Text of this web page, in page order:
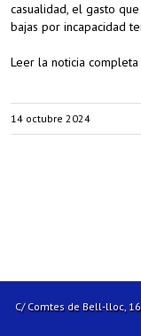
casualidad, el gasto
bajas por incapacidad
Leer la noticia completa
14 octubre 2024
C/ Comtes de Bell-lloc,